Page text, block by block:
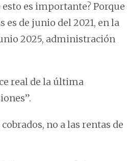
es importante? Porque
de junio del 2021, en la
2025, administración
real de la última
no a las rentas de